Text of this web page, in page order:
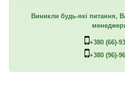
Виникли будь-які питання,
+380 (66)-
+380 (96)-